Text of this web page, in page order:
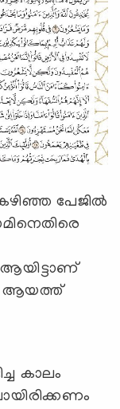
പേജില്‍
ആയത്ത്
കാലം